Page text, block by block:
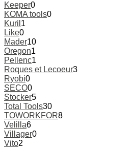
Keeper0
KOMA tools0
Kuril 1
Like0
Mader10
Oregon1
Pellenc1
Roques et Lecoeur3
Ryobi0
SECO0
Stocker5
Total Tools30
TOWORKFOR8
Velilla6
Villager0
Vito2